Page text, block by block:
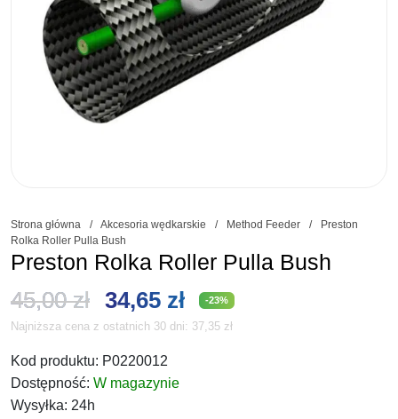
Strona główna / Akcesoria wędkarskie / Method Feeder /
Preston
Rolka Roller Pulla Bush
Preston Rolka Roller Pulla Bush
45,00zł Pierwotna
cena
wynosiła:
34,65 złAktualna
cena
-23%
Najniższa cena z ostatnich 30 dni: 37,35 zł
Kod produktu: P0220012
Dostępność: W magazynie
Wysyłka: 24h